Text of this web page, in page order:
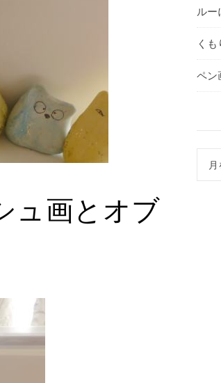
ュ画とオブ
ルー
く
ペン